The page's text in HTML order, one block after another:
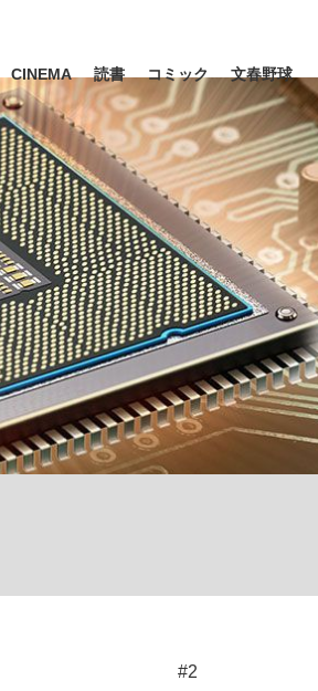
インタビュー 読書
まま解散」WBC日本代表“敗戦”の真実 選
観る将棋、読む将棋
CINEMA 読書 コミック 文春野球
#内田有紀
#松田聖子
#2